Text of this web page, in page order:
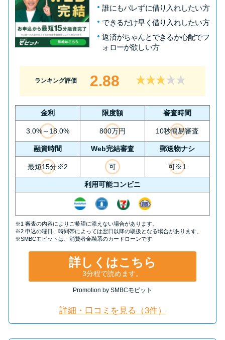
誰にもバレずに借り入れしたい方
できるだけ早く借り入れしたい方
返済がちゃんとできるか心配でフ
ォローが欲しい方
ランキング評価 2.88
金利 限度額 審査時間
3.0%～18.0% 800万円 10秒簡易審査
融資時間 Web完結審査 郵送物ナシ
最短15分※2 可 可※1
利用可能コンビニ
※1 審査の内容によりご希望に添えない場合があります。
※2 申込の曜日、時間帯によっては翌日以降の取扱となる場合があります。
※SMBCモビットは、消費者金融系のカードローンです
詳しくはこちら
3分程で読めます。
Promotion by SMBCモビット
詳細・口コミを見る（3件）